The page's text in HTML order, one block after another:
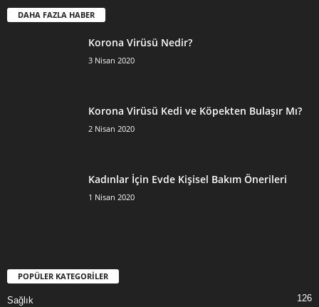
DAHA FAZLA HABER
Korona Virüsü Nedir?
3 Nisan 2020
Korona Virüsü Kedi ve Köpekten Bulaşır Mı?
2 Nisan 2020
Kadınlar İçin Evde Kişisel Bakım Önerileri
1 Nisan 2020
POPÜLER KATEGORİLER
Sağlık 126